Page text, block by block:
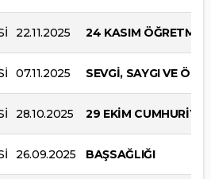
22.11.2025 24 KASIM
07.11.2025 SEVGİ, SAYGI VE
28.10.2025 29 EKİM
26.09.2025 BAŞSAĞLIĞI